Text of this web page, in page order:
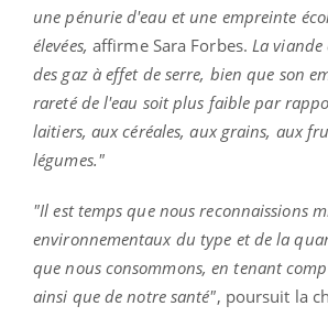
une pénurie d'eau et une empreinte
élevées, affirme Sara Forbes. La
des gaz à effet de serre, bien que son
rareté de l'eau soit plus faible par
laitiers, aux céréales, aux grains, aux
légumes."
"Il est temps que nous reconnaissions
environnementaux du type et de la
que nous consommons, en tenant
ainsi que de notre santé", poursuit la